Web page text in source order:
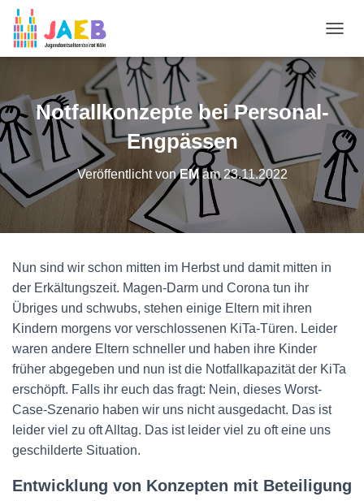
A
I
G
A
T
I
O
U
M
N
Notfallkonzepte bei Personal-
Engpässen
Veröffentlicht vonEMam 23.11.2022
Nun sind wir schon mitten im Herbst und damit mitten in
der Erkältungszeit. Magen-Darm und Corona tun ihr
Übriges und schwubs, stehen einige Eltern mit ihren
Kindern morgens vor verschlossenen KiTa-Türen. Leider
waren andere Eltern schneller und haben ihre Kinder
früher abgegeben und nun ist die Notfallkapazität der KiTa
erschöpft. Falls ihr euch das fragt: Nein, dieses Worst-
Case-Szenario haben wir uns nicht ausgedacht. Das ist
leider viel zu oft Alltag. Das ist leider viel zu oft eine uns
geschilderte Situation.
Entwicklung von Konzepten mit Beteiligung